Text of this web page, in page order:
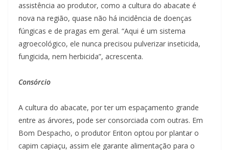
assistência ao produtor, como a cultura do abacate é
nova na região, quase não há incidência de doenças
fúngicas e de pragas em geral. “Aqui é um sistema
agroecológico, ele nunca precisou pulverizar inseticida,
fungicida, nem herbicida”, acrescenta.
Consórcio
A cultura do abacate, por ter um espaçamento grande
entre as árvores, pode ser consorciada com outras. Em
Bom Despacho, o produtor Eriton optou por plantar o
capim capiaçu, assim ele garante alimentação para o